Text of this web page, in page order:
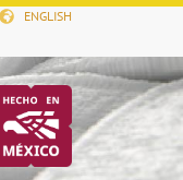
ENGLISH